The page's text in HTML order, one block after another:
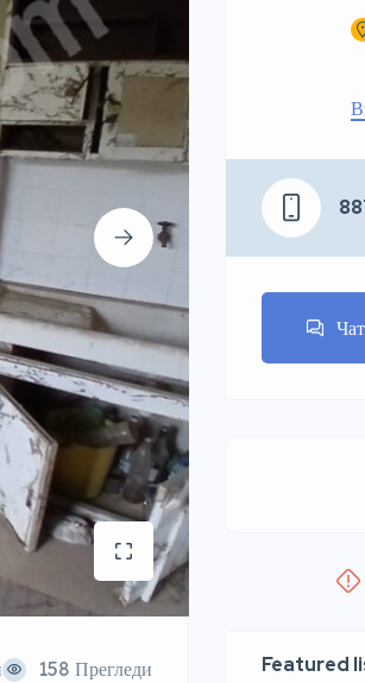
158 Прегледи
Чат
Featured